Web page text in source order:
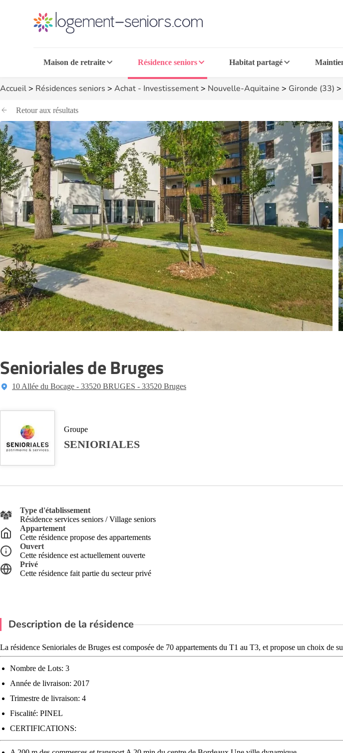
Maison de retraite Résidence seniors Habitat partagé
Accueil> Résidences seniors > Achat - Investissement> Nouvelle-Aquitaine > Gironde (33) >
Retour aux résultats
Senioriales de Bruges
10 Allée du Bocage - 33520 BRUGES - 33520 Bruges
Groupe
SENIORIALES
Type d'établissement
Résidence services seniors / Village seniors
Appartement
Cette résidence propose des appartements
Ouvert
Cette résidence est actuellement ouverte
Privé
Cette résidence fait partie du secteur privé
Description de la résidence
La résidence Senioriales de Bruges est composée de 70 appartements du T1 au T3, et propose un choix de
Nombre de Lots: 3
Année de livraison: 2017
Trimestre de livraison: 4
Fiscalité: PINEL
CERTIFICATIONS: